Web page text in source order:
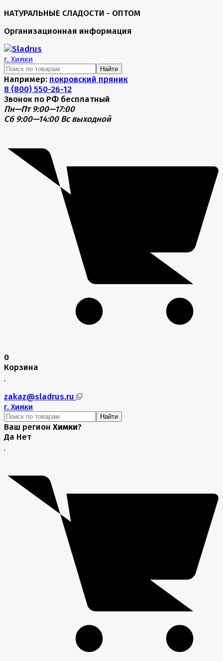
НАТУРАЛЬНЫЕ СЛАДОСТИ - ОПТОМ
Организационная информация
г. Химки
Найти
Например: покровский пряник
8 (800) 550-26-12
Звонок по РФ бесплатный
Пн—Пт 9:00—17:00
Сб 9:00—14:00 Вс выходной
0
Корзина
zakaz@sladrus.ru
г. Химки
Найти
Ваш регион Химки?
Да Нет